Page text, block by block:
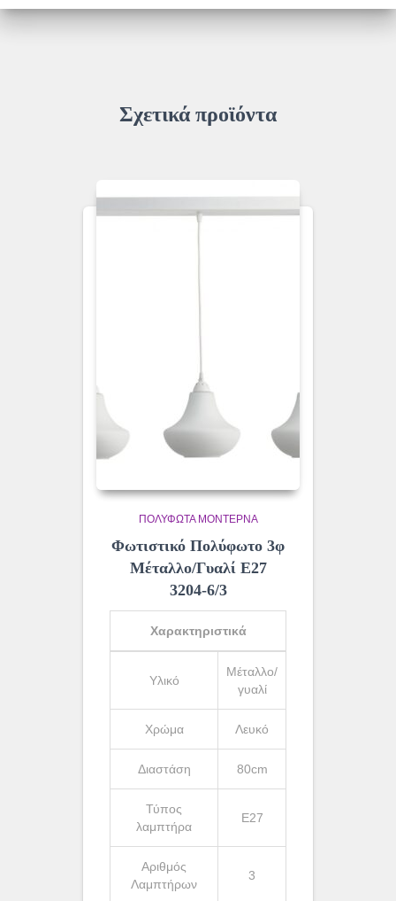
Σχετικά προϊόντα
ΠΟΛΎΦΩΤΑ ΜΟΝΤΈΡΝΑ
Φωτιστικό Πολύφωτο 3φ
Μέταλλο/Γυαλί Ε27
3204-6/3
Χαρακτηριστικά
Υλικό
Μέταλλο/
γυαλί
Χρώμα Λευκό
Διαστάση 80cm
Τύπος
λαμπτήρα
Ε27
Αριθμός
Λαμπτήρων
3